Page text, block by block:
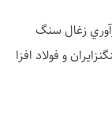
زغال سنگ
و فولاد افزا